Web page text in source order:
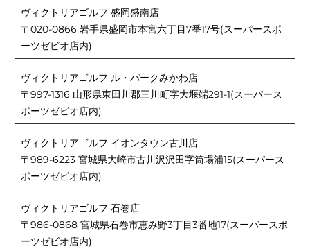
ヴィクトリアゴルフ 盛岡盛南店
〒020-0866 岩手県盛岡市本宮六丁目7番17号(スーパースポ
ーツゼビオ店内)
ヴィクトリアゴルフ ル・パークみかわ店
〒997-1316 山形県東田川郡三川町字大堰端291-1(スーパース
ポーツゼビオ店内)
ヴィクトリアゴルフ イオンタウン古川店
〒989-6223 宮城県大崎市古川沢沢田字筒場浦15(スーパース
ポーツゼビオ店内)
ヴィクトリアゴルフ 石巻店
〒986-0868 宮城県石巻市恵み野3丁目3番地17(スーパースポ
ーツゼビオ店内)